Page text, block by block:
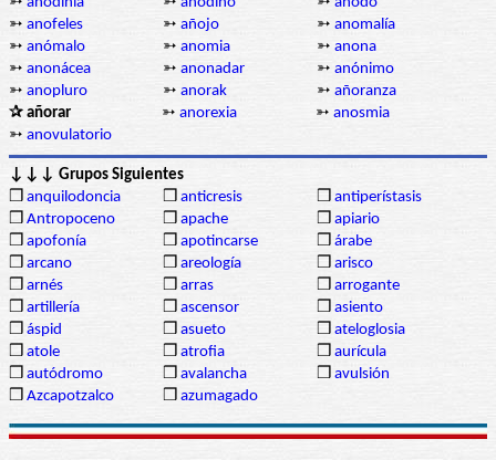
➳ anofeles ➳ añojo ➳ anomalía
➳ anómalo ➳ anomia ➳ anona
➳ anonácea ➳ anonadar ➳ anónimo
➳ anopluro ➳ anorak ➳ añoranza
✰ añorar
➳ anorexia ➳ anosmia
➳ anovulatorio
↓↓↓ Grupos Siguientes
❒ anquilodoncia ❒ anticresis ❒ antiperístasis
❒ Antropoceno ❒ apache ❒ apiario
❒ apofonía ❒ apotincarse ❒ árabe
❒ arcano ❒ areología ❒ arisco
❒ arnés ❒ arras ❒ arrogante
❒ artillería ❒ ascensor ❒ asiento
❒ áspid ❒ asueto ❒ ateloglosia
❒ atole ❒ atrofia ❒ aurícula
❒ autódromo ❒ avalancha ❒ avulsión
❒ Azcapotzalco ❒ azumagado